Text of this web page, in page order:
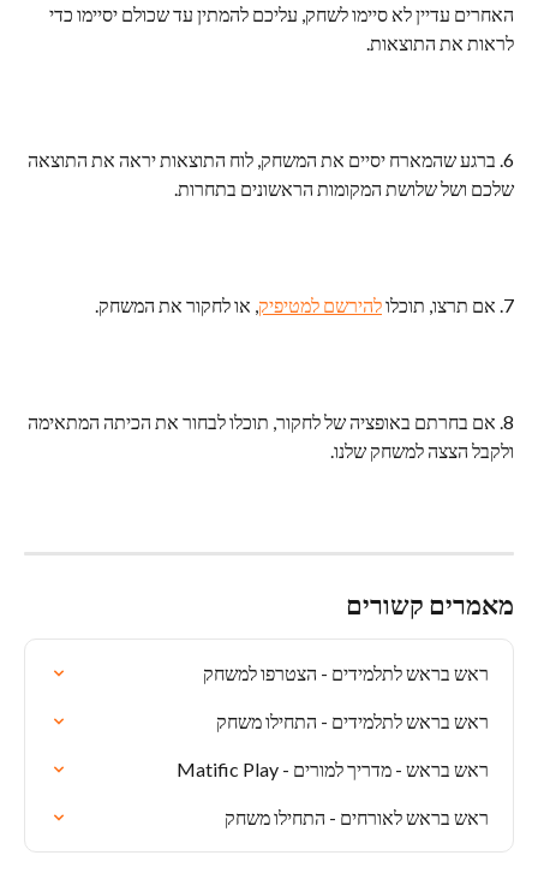
האחרים עדיין לא סיימו לשחק, עליכם להמתין עד שכולם יסיימו כדי
לראות את התוצאות.
6. ברגע שהמארח יסיים את המשחק, לוח התוצאות יראה את התוצאה
שלכם ושל שלושת המקומות הראשונים בתחרות.
7. אם תרצו, תוכלו להירשם למטיפיק , או לחקור את המשחק.
8. אם בחרתם באופציה של לחקור, תוכלו לבחור את הכיתה המתאימה
ולקבל הצצה למשחק שלנו.
מאמרים קשורים
ראש בראש לתלמידים - הצטרפו למשחק
ראש בראש לתלמידים - התחילו משחק
ראש בראש - מדריך למורים - Matific Play
ראש בראש לאורחים - התחילו משחק